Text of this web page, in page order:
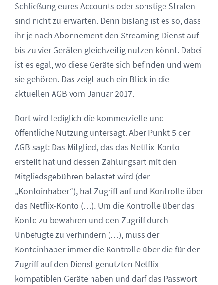
Schließung eures Accounts oder sonstige Strafen
sind nicht zu erwarten. Denn bislang ist es so, dass
ihr je nach Abonnement den Streaming-Dienst auf
bis zu vier Geräten gleichzeitig nutzen könnt. Dabei
ist es egal, wo diese Geräte sich befinden und wem
sie gehören. Das zeigt auch ein Blick in die
aktuellen AGB vom Januar 2017.
Dort wird lediglich die kommerzielle und
öffentliche Nutzung untersagt. Aber Punkt 5 der
AGB sagt: Das Mitglied, das das Netflix-Konto
erstellt hat und dessen Zahlungsart mit den
Mitgliedsgebühren belastet wird (der
„Kontoinhaber“), hat Zugriff auf und Kontrolle über
das Netflix-Konto (…). Um die Kontrolle über das
Konto zu bewahren und den Zugriff durch
Unbefugte zu verhindern (…), muss der
Kontoinhaber immer die Kontrolle über die für den
Zugriff auf den Dienst genutzten Netflix-
kompatiblen Geräte haben und darf das Passwort